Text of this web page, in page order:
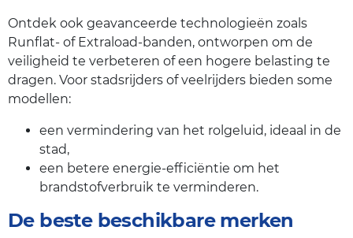
Ontdek ook geavanceerde technologieën zoals
Runflat- of Extraload-banden, ontworpen om de
veiligheid te verbeteren of een hogere belasting te
dragen. Voor stadsrijders of veelrijders bieden some
modellen:
een vermindering van het rolgeluid, ideaal in de
stad,
een betere energie-efficiëntie om het
brandstofverbruik te verminderen.
De beste beschikbare merken